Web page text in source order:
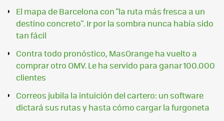
El mapa de Barcelona con "la ruta más fresca a un
destino concreto". Ir por la sombra nunca había sido
tan fácil
Contra todo pronóstico, MasOrange ha vuelto a
comprar otro OMV. Le ha servido para ganar 100.000
clientes
Correos jubila la intuición del cartero: un software
dictará sus rutas y hasta cómo cargar la furgoneta